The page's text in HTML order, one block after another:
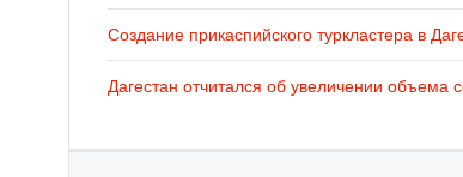
Создание прикаспийского туркластера в
Дагестан отчитался об увеличении объема